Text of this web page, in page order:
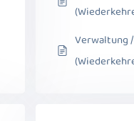
Verwaltung